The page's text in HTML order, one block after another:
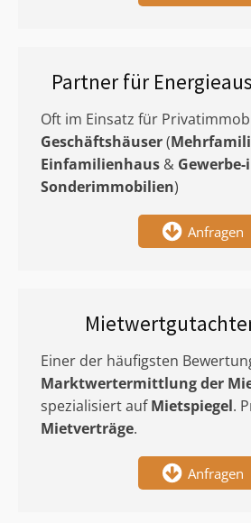
Partner für
Oft im Einsatz für
Geschäftshäuser(
Einfamilienhaus &
Sonderimmobilien)
Anfragen
Einer der häufigsten
Marktwertermittlungder
spezialisiert aufMietspiegel.
Mietverträge.
Anfragen